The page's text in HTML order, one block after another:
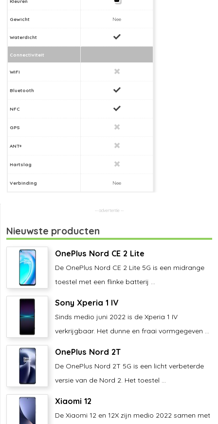
Gewicht Nee
Waterdicht
Connectiviteit
WiFi
Bluetooth
NFC
GPS
ANT+
Hartslag
Verbinding Nee
Nieuwste producten
OnePlus Nord CE 2 Lite
De OnePlus Nord CE 2 Lite 5G is een midrange
toestel met een flinke batterij ...
Sony Xperia 1 IV
Sinds medio juni 2022 is de Xperia 1 IV
verkrijgbaar. Het dunne en fraai vormgegeven ...
OnePlus Nord 2T
De OnePlus Nord 2T 5G is een licht verbeterde
versie van de Nord 2. Het toestel ...
Xiaomi 12
De Xiaomi 12 en 12X zijn medio 2022 samen met